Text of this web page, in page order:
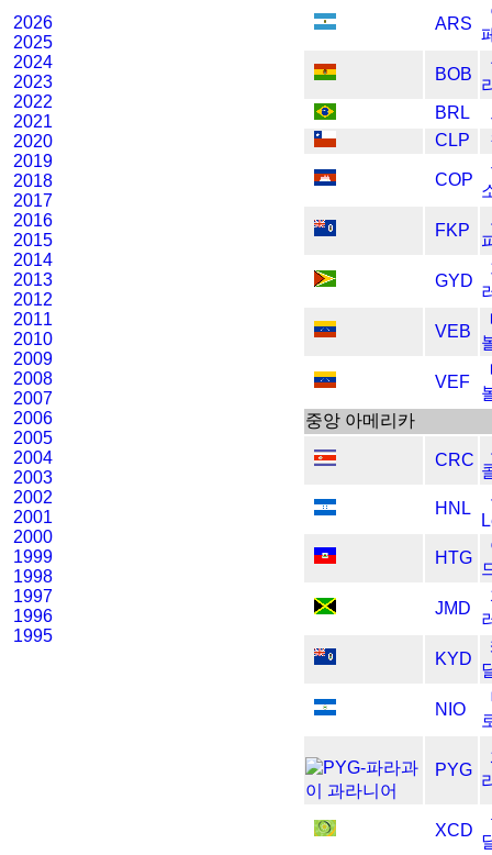
2026
2025
2024
2023
2022
2021
2020
2019
2018
2017
2016
2015
2014
2013
2012
2011
2010
2009
2008
2007
2006
2005
2004
2003
2002
2001
2000
1999
1998
1997
1996
1995
ARS
BOB
BRL
CLP
COP
FKP
GYD
VEB
VEF
중앙 아메리카
CRC
HNL
HTG
JMD
KYD
NIO
PYG
XCD